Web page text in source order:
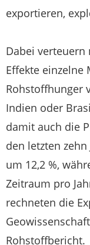
exportieren,
Dabei
Effekte einzelne
Rohstoffhunger
Indien oder
damit auch die
den letzten
um 12,2 %,
Zeitraum pro
rechneten die
Rohstoffbericht.